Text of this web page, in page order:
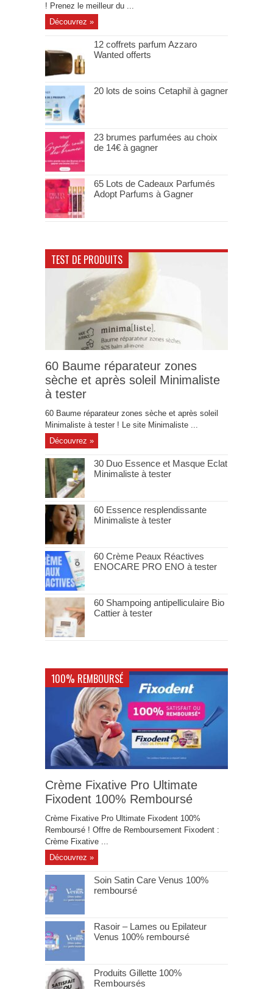
! Prenez le meilleur du ...
Découvrez »
12 coffrets parfum Azzaro
Wanted offerts
20 lots de soins Cetaphil à gagner
23 brumes parfumées au choix
de 14€ à gagner
65 Lots de Cadeaux Parfumés
Adopt Parfums à Gagner
TEST DE PRODUITS
60 Baume réparateur zones
sèche et après soleil Minimaliste
à tester
60 Baume réparateur zones sèche et après soleil
Minimaliste à tester ! Le site Minimaliste ...
Découvrez »
30 Duo Essence et Masque Eclat
Minimaliste à tester
60 Essence resplendissante
Minimaliste à tester
60 Crème Peaux Réactives
ENOCARE PRO ENO à tester
60 Shampoing antipelliculaire Bio
Cattier à tester
100% REMBOURSÉ
Crème Fixative Pro Ultimate
Fixodent 100% Remboursé
Crème Fixative Pro Ultimate Fixodent 100%
Remboursé ! Offre de Remboursement Fixodent :
Crème Fixative ...
Découvrez »
Soin Satin Care Venus 100%
remboursé
Rasoir – Lames ou Epilateur
Venus 100% remboursé
Produits Gillette 100%
Remboursés